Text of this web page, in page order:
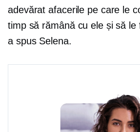
adevărat afacerile pe care le
timp să rămână cu ele și să le
a spus Selena.